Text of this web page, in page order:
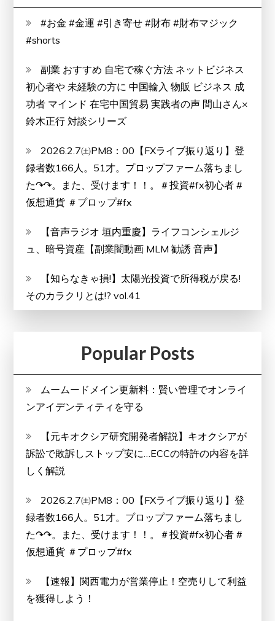
ん
#お金 #金運 #引き寄せ #財布 #財布マジック
#shorts
副業 おすすめ 自宅で稼ぐ方法 ネットビジネス
初心者や 未経験の方に 中国輸入 物販 ビジネス 成
功者 マインド 在宅中国貿易 実践者の声 間山さん×
鈴木正行 対談シリーズ
2026.2.7㈯PM8：00【FXライブ振り返り】登
録者数166人。51才。プロップファーム落ちまし
た↷↷。また、受けます！！。＃投資#fx初心者 #
仮想通貨 ＃プロップ#fx
【音声ラジオ 垣内重慶】ライフコンシェルジ
ュ、暗号資産【副業闇動画 MLM 勧誘 音声】
【知らなきゃ損!】太陽光投資で所得税が戻る!
そのカラクリとは!? vol.41
Popular Posts
ムームードメイン更新料：賢い管理でオンライ
ンアイデンティティを守る
【元キオクシア研究開発者解説】キオクシアが
訴訟で敗訴しストップ安に…ECCの特許の内容を詳
しく解説
2026.2.7㈯PM8：00【FXライブ振り返り】登
録者数166人。51才。プロップファーム落ちまし
た↷↷。また、受けます！！。＃投資#fx初心者 #
仮想通貨 ＃プロップ#fx
【速報】関西電力が営業停止！空売りして利益
を獲得しよう！